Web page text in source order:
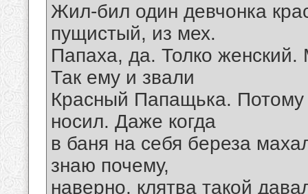
Жил-бил один девчонка
пущистый, из мех.
Папаха, да. Толко
Так ему и звали
Красный Папащька. Потому
носил. Даже когда
в баня на себя береза
знаю почему,
наверно, клятва такой